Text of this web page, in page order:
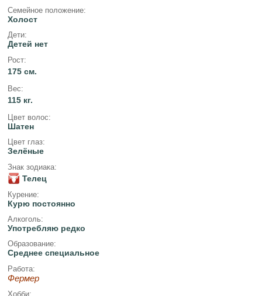
Семейное положение:
Холост
Дети:
Детей нет
Рост:
175 см.
Вес:
115 кг.
Цвет волос:
Шатен
Цвет глаз:
Зелёные
Знак зодиака:
Телец
Курение:
Курю постоянно
Алкоголь:
Употребляю редко
Образование:
Среднее специальное
Работа:
Фермер
Хобби: